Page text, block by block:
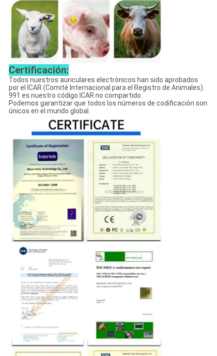
Certificación:
Todos nuestros auriculares electrónicos han sido aprobados
por el ICAR (Comité Internacional para el Registro de Animales).
991 es nuestro código ICAR no compartido.
Podemos garantizar que todos los números de codificación son
únicos en el mundo global.